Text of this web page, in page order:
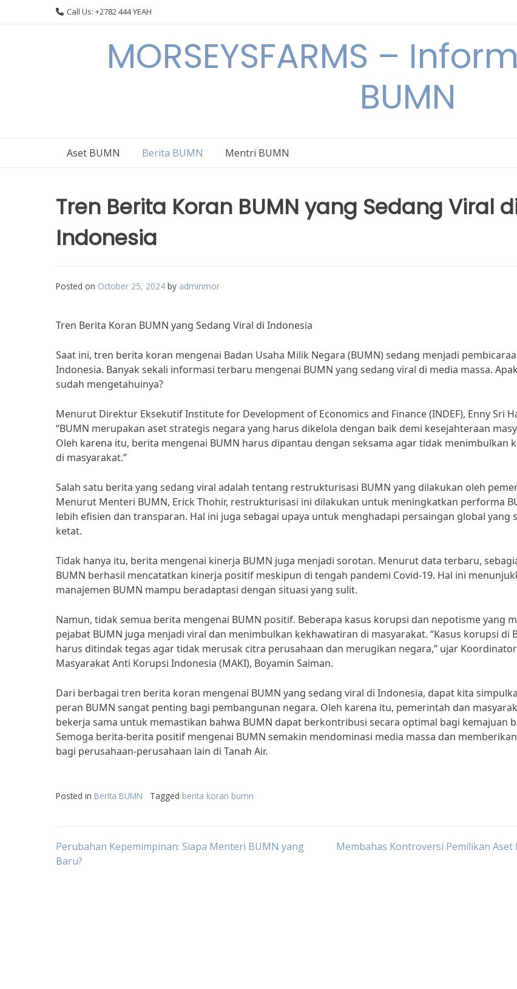
Call Us: +2782 444 YEAH
MORSEYSFARMS –
BUMN
Aset BUMN Berita BUMN Mentri BUMN
Tren Berita Koran BUMN yang Sedang Viral
Indonesia
Posted on October 25, 2024 by adminmor
Tren Berita Koran BUMN yang Sedang Viral di Indonesia
Saat ini, tren berita koran mengenai Badan Usaha Milik Negara (BUMN) sedang menjadi
Indonesia. Banyak sekali informasi terbaru mengenai BUMN yang sedang viral di media massa.
sudah mengetahuinya?
Menurut Direktur Eksekutif Institute for Development of Economics and Finance (INDEF), Enny Sri
“BUMN merupakan aset strategis negara yang harus dikelola dengan baik demi kesejahteraan
Oleh karena itu, berita mengenai BUMN harus dipantau dengan seksama agar tidak menimbulkan
di masyarakat.”
Salah satu berita yang sedang viral adalah tentang restrukturisasi BUMN yang dilakukan oleh
Menurut Menteri BUMN, Erick Thohir, restrukturisasi ini dilakukan untuk meningkatkan performa
lebih efisien dan transparan. Hal ini juga sebagai upaya untuk menghadapi persaingan global yang
ketat.
Tidak hanya itu, berita mengenai kinerja BUMN juga menjadi sorotan. Menurut data terbaru,
BUMN berhasil mencatatkan kinerja positif meskipun di tengah pandemi Covid-19. Hal ini
manajemen BUMN mampu beradaptasi dengan situasi yang sulit.
Namun, tidak semua berita mengenai BUMN positif. Beberapa kasus korupsi dan nepotisme yang
pejabat BUMN juga menjadi viral dan menimbulkan kekhawatiran di masyarakat. “Kasus korupsi di
harus ditindak tegas agar tidak merusak citra perusahaan dan merugikan negara,” ujar Koordinator
Masyarakat Anti Korupsi Indonesia (MAKI), Boyamin Saiman.
Dari berbagai tren berita koran mengenai BUMN yang sedang viral di Indonesia, dapat kita
peran BUMN sangat penting bagi pembangunan negara. Oleh karena itu, pemerintah dan
bekerja sama untuk memastikan bahwa BUMN dapat berkontribusi secara optimal bagi kemajuan
Semoga berita-berita positif mengenai BUMN semakin mendominasi media massa dan
bagi perusahaan-perusahaan lain di Tanah Air.
Posted in Berita BUMN Tagged berita koran bumn
Post
Perubahan Kepemimpinan: Siapa Menteri BUMN yang
Baru?
Membahas Kontroversi Pemilikan Aset